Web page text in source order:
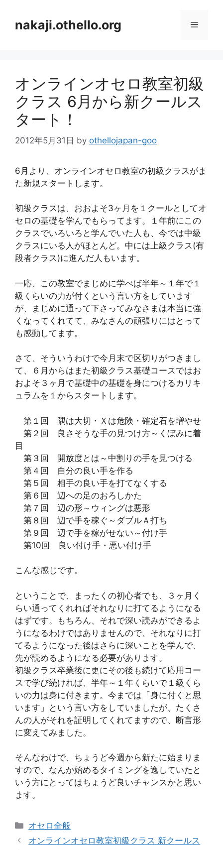
nakaji.othello.org メ
ュ
オンラインオセロ教室初級
クラス 6月から新クールス
タート！
2012年5月31日 by othellojapan-goo
6月より、オンラインオセロ教室の初級クラスがま
た新規スタートします。
初級クラスは、おおよそ3ヶ月を１クールとしてオ
セロの基礎を学んでもらってます。１年前にこの
クラスでいろいろと学んでいた人も、今では中級
クラスにいる人がほとんど。中には上級クラス(有
段者クラス)に進んだ人もいます。
一応、この教室でまじめに学べば半年～１年で１
級くらいの力が付くという言い方をしています
が、まじめに通って下さってみなさまは本当に強
くなってくれてて、みなさんの頑張りにはとって
も感動してます。
さて、そういうわけで今月末で区切りがつきまし
て、６月からはまた初級クラス基礎コースではお
およそ３ヶ月で基礎中の基礎を身につけるカリキ
ュラムを１からスタートします。
第１回 隅は大切・Ｘは危険・確定石を増やせ
第２回 良さそうな手の見つけ方～くぼみに着
目
第３回 開放度とは～中割りの手を見つける
第４回 自分の良い手を作る
第５回 相手の良い手を打てなくする
第６回 辺への足のおろしかた
第７回 辺の形～ウィングは悪形
第８回 辺で手を稼ぐ～ダブルＡ打ち
第９回 辺で手を稼がせない～付け手
第10回 良い付け手・悪い付け手
こんな感じです。
ということで、まったくの初心者でも、３ヶ月く
らい通ってくれればそれなりに打てるようになる
はずです。もちろん、それで深い読みができるよ
うになるわけではありませんので、それなりに打
てるようになった後はさらに深いことを学んで、
先が読めるようになる必要があります。
初級クラス卒業後に更にその後も続けて応用コー
スで学び続ければ、半年～１年くらいで１級くら
いの力は身に付きます。今までは「身に付くと思
います」という言い方をしていましたが、たくさ
んの人がそれを証明してくれてますので、断言形
に変えてみました。
そんなわけで、ちょうど今週から新たに始まりま
すので、なんか始めるタイミングを逸していたと
いう方にとってはちょうど良いチャンスかと思い
ます。
カ
テ
オセロ全般
オンラインオセロ教室初級クラス 新クールス